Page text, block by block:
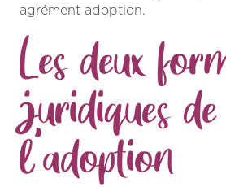
agrément adoption.
Les deux
juridiques de
l’adoption